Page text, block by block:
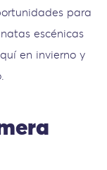
para
escénicas
en invierno y